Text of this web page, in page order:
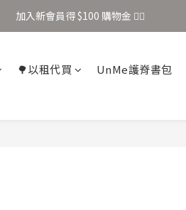
加入新會員得 $100 購物金 👉🏻
加入新會員得 $100 購物金 👉🏻
加入新會員得 $100 購物金 👉🏻
🌳以租代買 UnMe護脊書包